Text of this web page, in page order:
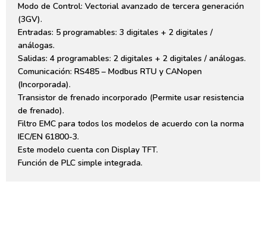
Modo de Control: Vectorial avanzado de tercera generación
(3GV).
Entradas: 5 programables: 3 digitales + 2 digitales /
análogas.
Salidas: 4 programables: 2 digitales + 2 digitales / análogas.
Comunicación: RS485 – Modbus RTU y CANopen
(Incorporada).
Transistor de frenado incorporado (Permite usar resistencia
de frenado).
Filtro EMC para todos los modelos de acuerdo con la norma
IEC/EN 61800-3.
Este modelo cuenta con Display TFT.
Función de PLC simple integrada.